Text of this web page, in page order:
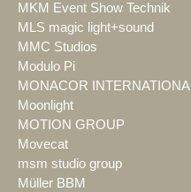
MKM Event Show Technik
MLS magic light+sound
MMC Studios
Modulo Pi
MONACOR INTERNATIONAL
Moonlight
MOTION GROUP
Movecat
msm studio group
Müller BBM